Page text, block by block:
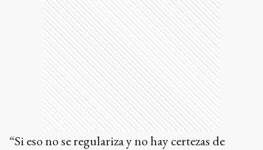
“Si eso no se regulariza y no hay certezas de